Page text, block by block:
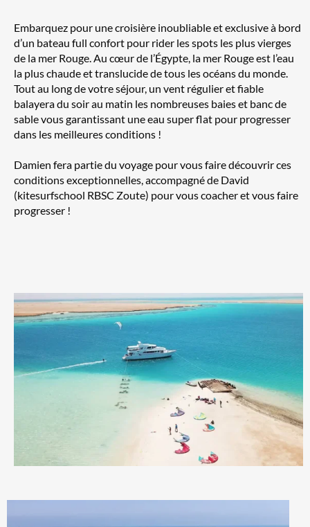
Embarquez pour une croisière inoubliable et exclusive à bord
d’un bateau full confort pour rider les spots les plus vierges
de la mer Rouge. Au cœur de l’Égypte, la mer Rouge est l’eau
la plus chaude et translucide de tous les océans du monde.
Tout au long de votre séjour, un vent régulier et fiable
balayera du soir au matin les nombreuses baies et banc de
sable vous garantissant une eau super flat pour progresser
dans les meilleures conditions !
Damien fera partie du voyage pour vous faire découvrir ces
conditions exceptionnelles, accompagné de David
(kitesurfschool RBSC Zoute) pour vous coacher et vous faire
progresser !